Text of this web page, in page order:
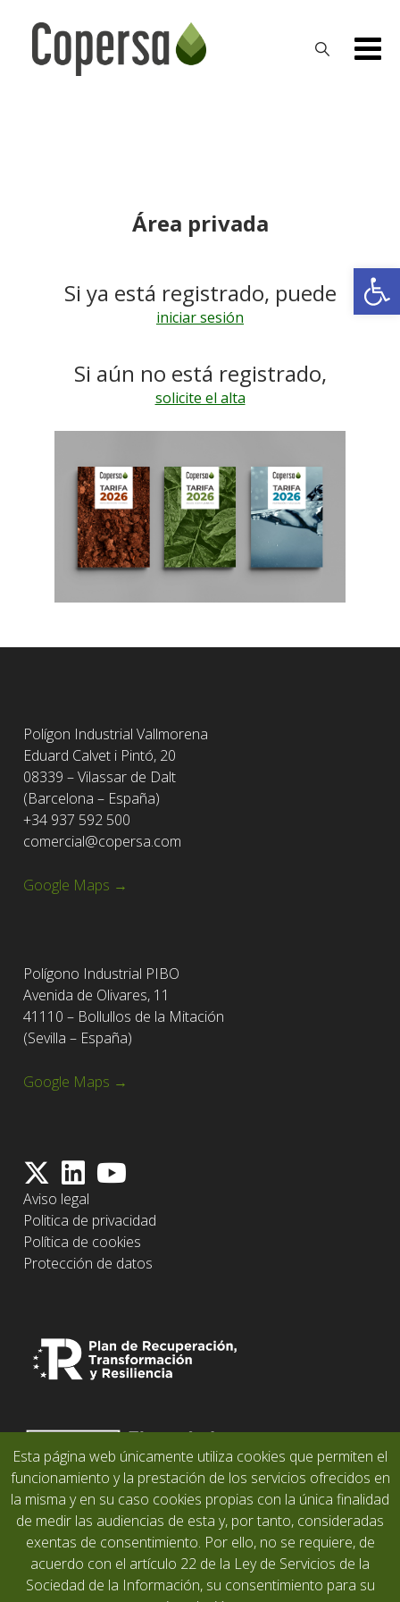
content
Área privada
Si ya está registrado, puede
iniciar sesión
Si aún no está registrado,
solicite el alta
Polígon Industrial Vallmorena
Eduard Calvet i Pintó, 20
08339 – Vilassar de Dalt
(Barcelona – España)
+34 937 592 500
comercial@copersa.com
Google Maps →
Polígono Industrial PIBO
Avenida de Olivares, 11
41110 – Bollullos de la Mitación
(Sevilla – España)
Google Maps →
Aviso legal
Politica de privacidad
Política de cookies
Protección de datos
Esta página web únicamente utiliza cookies que permiten el
funcionamiento y la prestación de los servicios ofrecidos en
la misma y en su caso cookies propias con la única finalidad
de medir las audiencias de esta y, por tanto, consideradas
exentas de consentimiento. Por ello, no se requiere, de
acuerdo con el artículo 22 de la Ley de Servicios de la
Sociedad de la Información, su consentimiento para su